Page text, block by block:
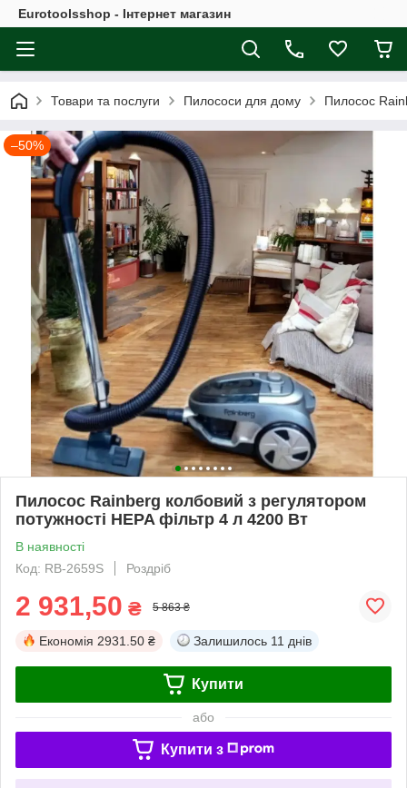
Eurotoolsshop - Інтернет магазин
Товари та послуги Пилососи для дому Пилосос
–50%
Пилосос Rainberg колбовий з регулятором
потужності HEPA фільтр 4 л 4200 Вт
В наявності
Код: RB-2659S
Роздріб
2 931,50 ₴ 5 863 ₴
Економія 2931.50 ₴ Залишилось 11 днів
Купити
або
Купити з